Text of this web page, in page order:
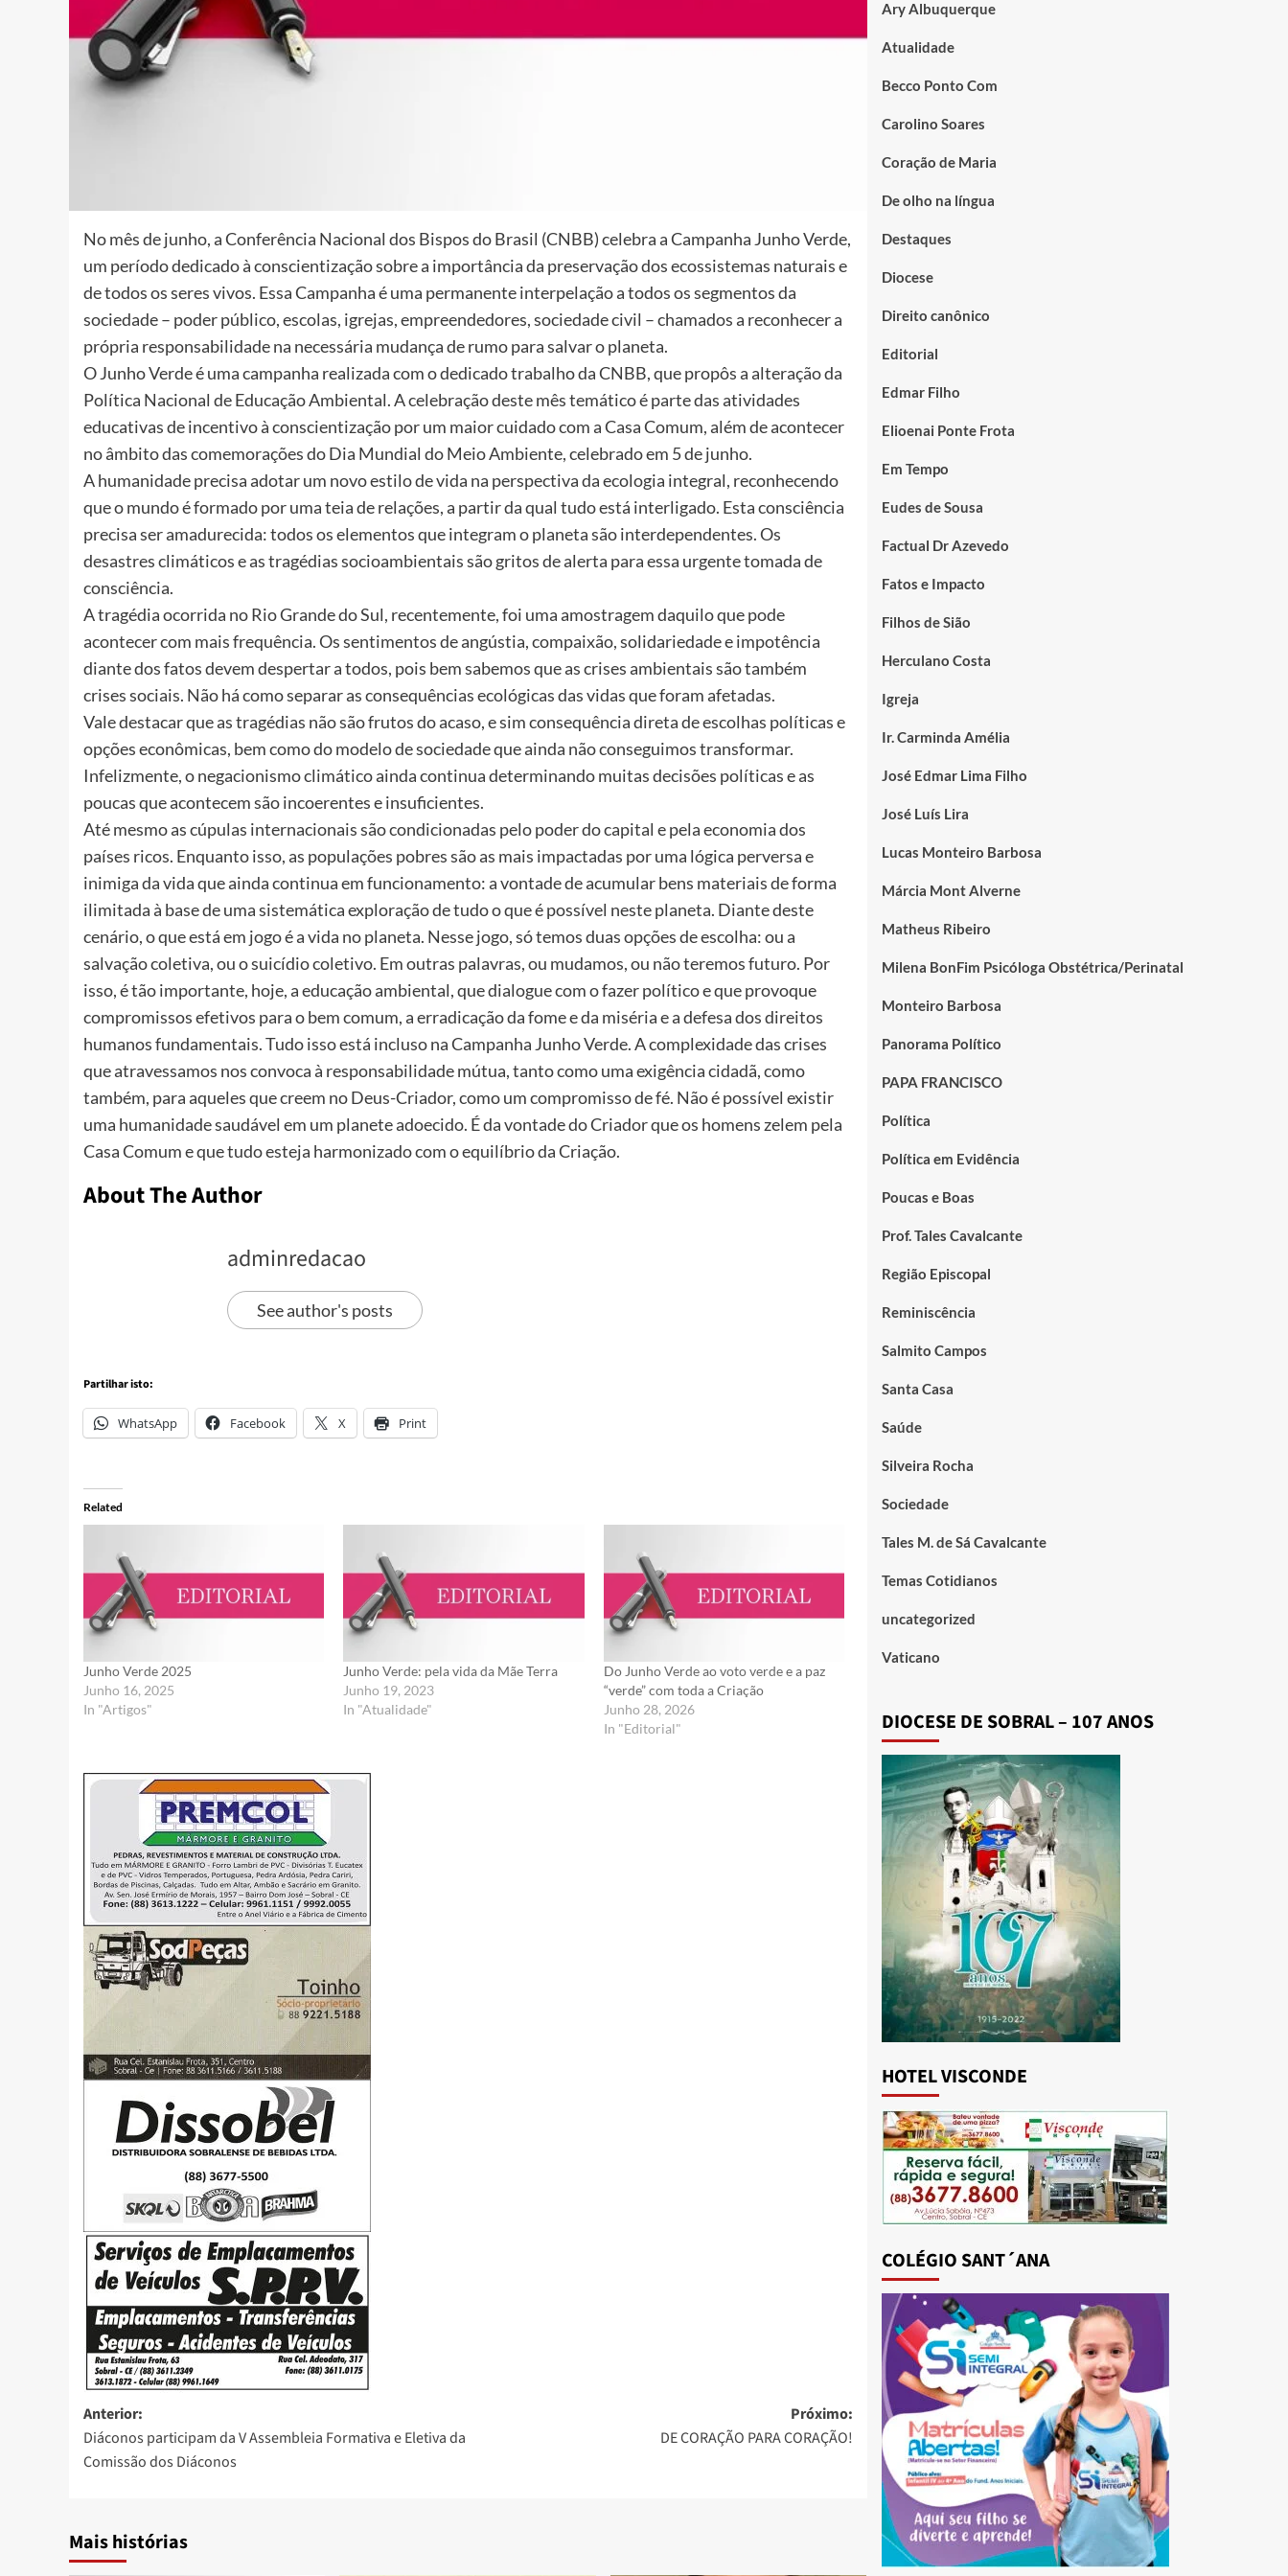
No mês de junho, a Conferência Nacional dos Bispos do Brasil (CNBB) celebra a Campanha Junho Verde,
um período dedicado à conscientização sobre a importância da preservação dos ecossistemas naturais e
de todos os seres vivos. Essa Campanha é uma permanente interpelação a todos os segmentos da
sociedade – poder público, escolas, igrejas, empreendedores, sociedade civil – chamados a reconhecer a
própria responsabilidade na necessária mudança de rumo para salvar o planeta.
O Junho Verde é uma campanha realizada com o dedicado trabalho da CNBB, que propôs a alteração da
Política Nacional de Educação Ambiental. A celebração deste mês temático é parte das atividades
educativas de incentivo à conscientização por um maior cuidado com a Casa Comum, além de acontecer
no âmbito das comemorações do Dia Mundial do Meio Ambiente, celebrado em 5 de junho.
A humanidade precisa adotar um novo estilo de vida na perspectiva da ecologia integral, reconhecendo
que o mundo é formado por uma teia de relações, a partir da qual tudo está interligado. Esta consciência
precisa ser amadurecida: todos os elementos que integram o planeta são interdependentes. Os
desastres climáticos e as tragédias socioambientais são gritos de alerta para essa urgente tomada de
consciência.
A tragédia ocorrida no Rio Grande do Sul, recentemente, foi uma amostragem daquilo que pode
acontecer com mais frequência. Os sentimentos de angústia, compaixão, solidariedade e impotência
diante dos fatos devem despertar a todos, pois bem sabemos que as crises ambientais são também
crises sociais. Não há como separar as consequências ecológicas das vidas que foram afetadas.
Vale destacar que as tragédias não são frutos do acaso, e sim consequência direta de escolhas políticas e
opções econômicas, bem como do modelo de sociedade que ainda não conseguimos transformar.
Infelizmente, o negacionismo climático ainda continua determinando muitas decisões políticas e as
poucas que acontecem são incoerentes e insuficientes.
Até mesmo as cúpulas internacionais são condicionadas pelo poder do capital e pela economia dos
países ricos. Enquanto isso, as populações pobres são as mais impactadas por uma lógica perversa e
inimiga da vida que ainda continua em funcionamento: a vontade de acumular bens materiais de forma
ilimitada à base de uma sistemática exploração de tudo o que é possível neste planeta. Diante deste
cenário, o que está em jogo é a vida no planeta. Nesse jogo, só temos duas opções de escolha: ou a
salvação coletiva, ou o suicídio coletivo. Em outras palavras, ou mudamos, ou não teremos futuro. Por
isso, é tão importante, hoje, a educação ambiental, que dialogue com o fazer político e que provoque
compromissos efetivos para o bem comum, a erradicação da fome e da miséria e a defesa dos direitos
humanos fundamentais. Tudo isso está incluso na Campanha Junho Verde. A complexidade das crises
que atravessamos nos convoca à responsabilidade mútua, tanto como uma exigência cidadã, como
também, para aqueles que creem no Deus-Criador, como um compromisso de fé. Não é possível existir
uma humanidade saudável em um planete adoecido. É da vontade do Criador que os homens zelem pela
Casa Comum e que tudo esteja harmonizado com o equilíbrio da Criação.
About The Author
adminredacao
See author's posts
Partilhar isto:
WhatsApp Facebook X Print
Related
Junho Verde 2025
Junho 16, 2025
In "Artigos"
Junho Verde: pela vida da Mãe Terra
Junho 19, 2023
In "Atualidade"
Do Junho Verde ao voto verde e a paz
“verde” com toda a Criação
Junho 28, 2026
In "Editorial"
Anterior:
Diáconos participam da V Assembleia Formativa e Eletiva da
Comissão dos Diáconos
Próximo:
DE CORAÇÃO PARA CORAÇÃO!
Mais histórias
Ary Albuquerque
Atualidade
Becco Ponto Com
Carolino Soares
Coração de Maria
De olho na língua
Destaques
Diocese
Direito canônico
Editorial
Edmar Filho
Elioenai Ponte Frota
Em Tempo
Eudes de Sousa
Factual Dr Azevedo
Fatos e Impacto
Filhos de Sião
Herculano Costa
Igreja
Ir. Carminda Amélia
José Edmar Lima Filho
José Luís Lira
Lucas Monteiro Barbosa
Márcia Mont Alverne
Matheus Ribeiro
Milena BonFim Psicóloga Obstétrica/Perinatal
Monteiro Barbosa
Panorama Político
PAPA FRANCISCO
Política
Política em Evidência
Poucas e Boas
Prof. Tales Cavalcante
Região Episcopal
Reminiscência
Salmito Campos
Santa Casa
Saúde
Silveira Rocha
Sociedade
Tales M. de Sá Cavalcante
Temas Cotidianos
uncategorized
Vaticano
DIOCESE DE SOBRAL – 107 ANOS
HOTEL VISCONDE
COLÉGIO SANT´ANA